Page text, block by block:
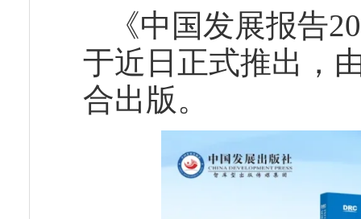
《中国发展报告
于近日正式推出，
合出版。